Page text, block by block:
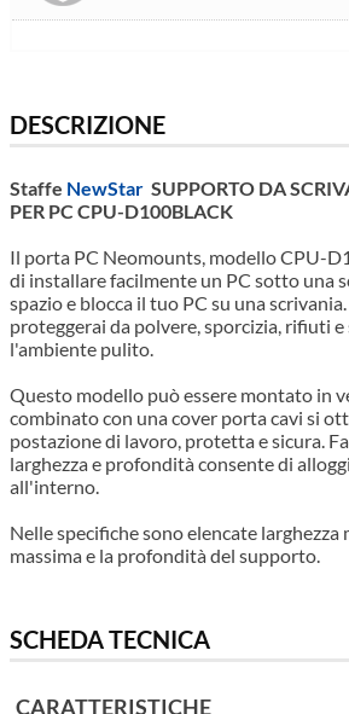
DESCRIZIONE
Staffe NewStar SUPPORTO DA
PER PC CPU-D100BLACK
Il porta PC Neomounts, modello CPU-
di installare facilmente un PC sotto una
spazio e blocca il tuo PC su una
proteggerai da polvere, sporcizia, rifiuti
l'ambiente pulito.
Questo modello può essere montato in
combinato con una cover porta cavi si
postazione di lavoro, protetta e sicura.
larghezza e profondità consente di
all'interno.
Nelle specifiche sono elencate larghezza
massima e la profondità del supporto.
SCHEDA TECNICA
CARATTERISTICHE